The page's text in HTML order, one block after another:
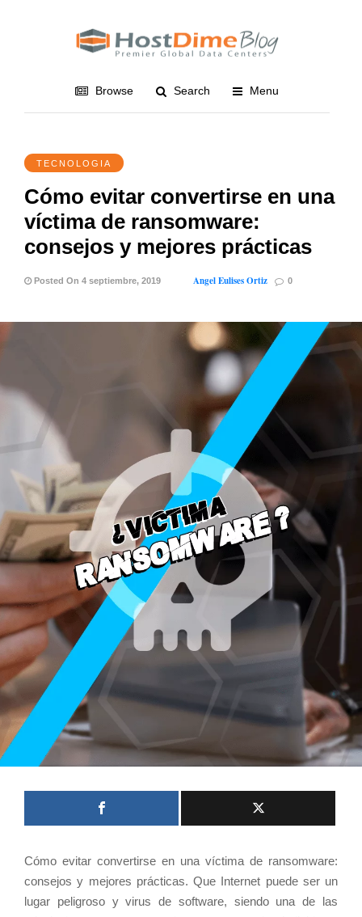
Browse Search Menu
TECNOLOGIA
Cómo evitar convertirse en una
víctima de ransomware:
consejos y mejores prácticas
Posted On 4 septiembre, 2019 Angel Eulises Ortiz 0
Cómo evitar convertirse en una víctima de ransomware:
consejos y mejores prácticas. Que Internet puede ser un
lugar peligroso y virus de software, siendo una de las